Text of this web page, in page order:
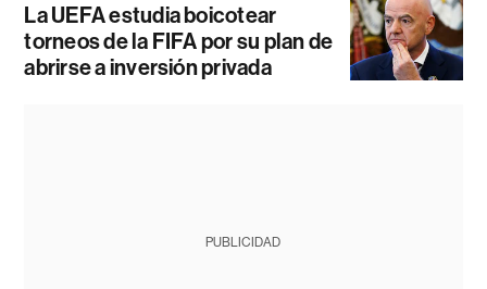
La UEFA estudia boicotear
torneos de la FIFA por su plan de
abrirse a inversión privada
PUBLICIDAD